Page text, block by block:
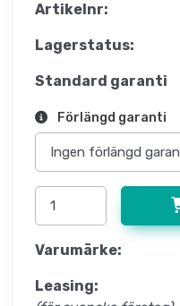
Artikelnr:
Lagerstatus:
Standard garanti
Förlängd garanti
Varumärke:
Leasing: